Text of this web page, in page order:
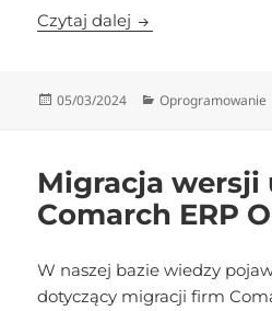
Czytaj dalej Nowa wersja
Data
05/03/2024 Kategorie
Oprogramowanie
Migracja wersji
Comarch ERP
W naszej bazie wiedzy
dotyczący migracji firm